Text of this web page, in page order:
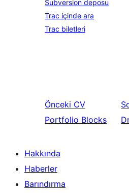
Subversion deposu
Trac içinde ara
Trac biletleri
Önceki CV
Portfolio Blocks
Hakkında
Haberler
Barındırma